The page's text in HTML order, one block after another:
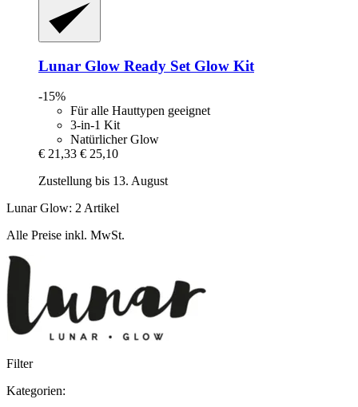
Lunar Glow Ready Set Glow Kit
-15%
Für alle Hauttypen geeignet
3-in-1 Kit
Natürlicher Glow
€ 21,33 € 25,10
Zustellung bis 13. August
Lunar Glow: 2 Artikel
Alle Preise inkl. MwSt.
Filter
Kategorien: